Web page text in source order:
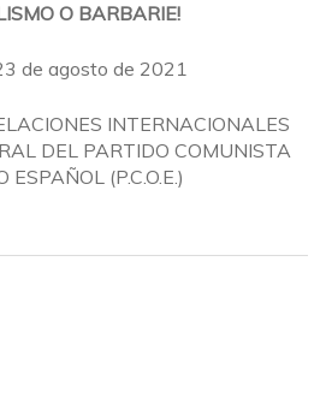
O BARBARIE!
de agosto de 2021
INTERNACIONALES
DEL PARTIDO COMUNISTA
ESPAÑOL (P.C.O.E.)